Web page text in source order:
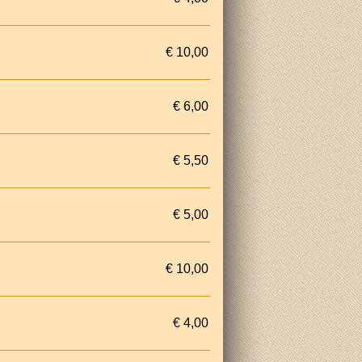
€ 10,00
€ 6,00
€ 5,50
€ 5,00
€ 10,00
€ 4,00